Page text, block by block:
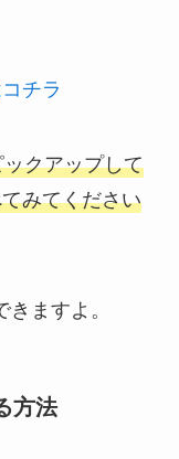
チラ
クアップして
みてください
ますよ。
方法